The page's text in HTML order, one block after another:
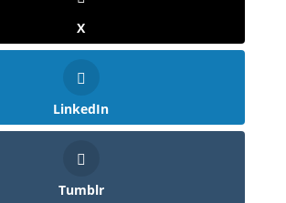
X
LinkedIn
Tumblr